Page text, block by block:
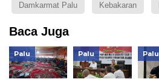
Damkarmat Palu Kebakaran
Baca Juga
Palu Palu Palu